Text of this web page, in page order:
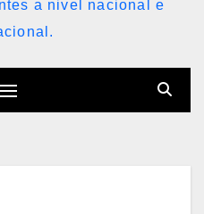
a nivel nacional e